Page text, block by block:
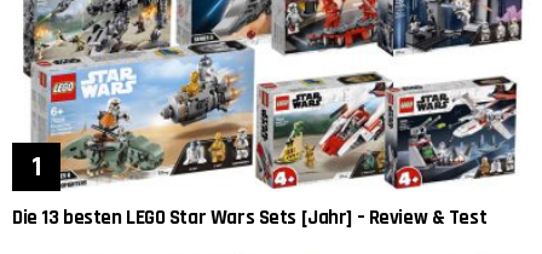
Die 13 besten LEGO Star Wars Sets [Jahr] – Review & Test